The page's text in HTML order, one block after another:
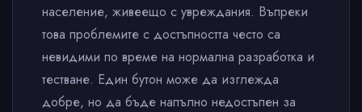
население, живеещо с увреждания. Въпреки
това проблемите с достъпността често са
невидими по време на нормална разработка и
тестване. Един бутон може да изглежда
добре, но да бъде напълно недостъпен за